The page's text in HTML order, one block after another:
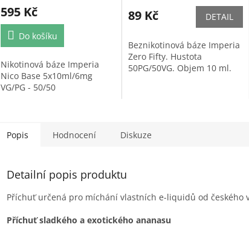
595 Kč
Do košíku
Nikotinová báze Imperia
Nico Base 5x10ml/6mg
VG/PG - 50/50
89 Kč DETAIL
Beznikotinová báze Imperia
Zero Fifty. Hustota
50PG/50VG. Objem 10 ml.
Popis Hodnocení Diskuze
Detailní popis produktu
Příchuť určená pro míchání vlastních e-liquidů od českého
Příchuť sladkého a exotického ananasu